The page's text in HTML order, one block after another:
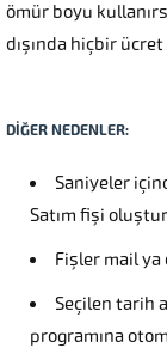
ömür boyu
dışında hiçbir
DİĞER NEDENLER:
Saniyeler
Satım fişi
Fişler mail
Seçilen tarih
programına